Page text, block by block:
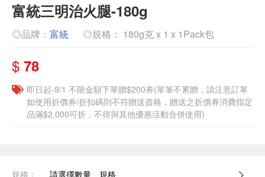
富統三明治火腿-180g
◎品牌： 富統 ◎規格： 180g克 x 1 x 1Pack包
$ 78
即日起-9/1 不限金額下單贈$200券(單筆不累贈，請注意訂單
如使用折價券/折扣碼則不符贈送資格，贈送之折價券消費指定
品滿$2,000可折，不得與其他優惠活動合併使用)
規格： 請選擇數量、規格